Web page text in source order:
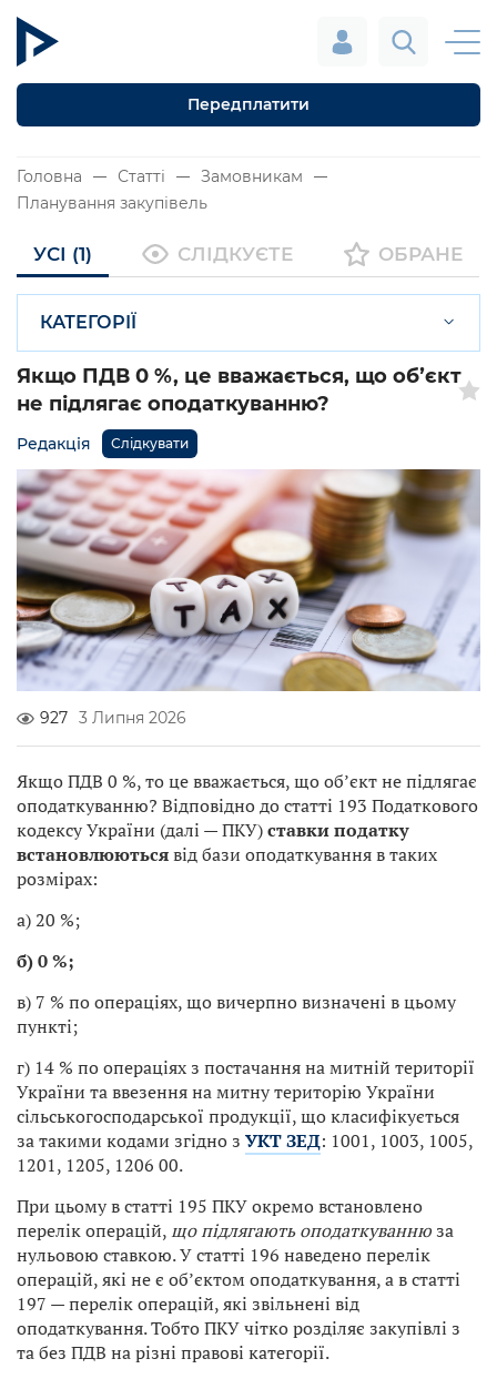
Передплатити
Головна Статті
Замовникам
Планування закупівель
УСІ (1) СЛІДКУЄТЕ ОБРАНЕ
КАТЕГОРІЇ
Якщо ПДВ 0 %, це вважається, що обʼєкт
не підлягає оподаткуванню?
Редакція Слідкувати
927 3 Липня 2026
Якщо ПДВ 0 %, то це вважається, що обʼєкт не підлягає
оподаткуванню? Відповідно до статті 193 Податкового
кодексу України (далі — ПКУ)ставки податку
встановлюютьсявід бази оподаткування в таких
розмірах:
а) 20 %;
б) 0%;
в) 7 % по операціях, що вичерпно визначені в цьому
пункті;
г) 14 % по операціях з постачання на митній території
України та ввезення на митну територію України
сільськогосподарської продукції, що класифікується
за такими кодами згідно з УКТ ЗЕД: 1001, 1003, 1005,
1201, 1205, 1206 00.
При цьому в статті 195 ПКУ окремо встановлено
перелік операцій,що підлягають оподаткуваннюза
нульовою ставкою. У статті 196 наведено перелік
операцій, які не є обʼєктом оподаткування, а в статті
197 — перелік операцій, які звільнені від
оподаткування. Тобто ПКУ чітко розділяє закупівлі з
та без ПДВ на різні правові категорії.